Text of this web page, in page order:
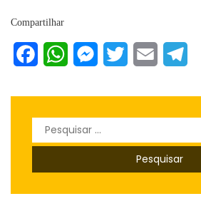
Compartilhar
FacebookWhatsAppMessenger
Twitter Email
Pesquisar